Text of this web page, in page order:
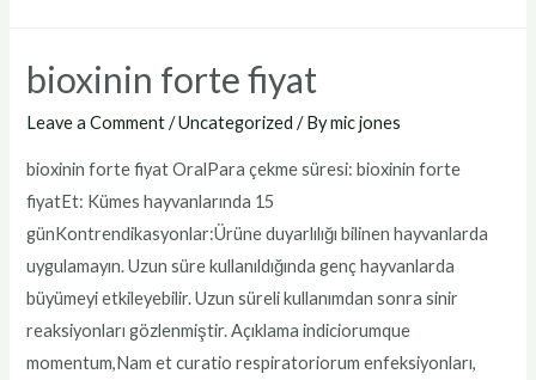
yer
yüzey
bioxinin forte fiyat
Leave a Comment /Uncategorized / Bymic jones
bioxinin forte fiyat OralPara çekme süresi: bioxinin forte
fiyatEt: Kümes hayvanlarında 15
günKontrendikasyonlar:Ürüne duyarlılığı bilinen hayvanlarda
uygulamayın. Uzun süre kullanıldığında genç hayvanlarda
büyümeyi etkileyebilir. Uzun süreli kullanımdan sonra sinir
reaksiyonları gözlenmiştir. Açıklama indiciorumque
momentum,Nam et curatio respiratoriorum enfeksiyonları,